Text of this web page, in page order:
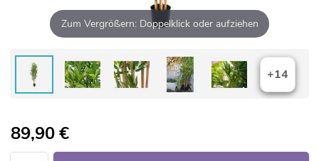
Zum Vergrößern: Doppelklick oder aufziehen
+14
89,90€